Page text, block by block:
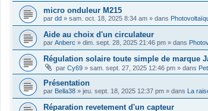
micro onduleur M215
par dd » sam. oct. 18, 2025 8:34 am » dans
Aide au choix d'un circulateur
par Anberc » dim. sept. 28, 2025 21:46 pm » dans
Régulation solaire toute simple de marque
par Cy69 » sam. sept. 27, 2025 12:46 pm » dans
Présentation
par Bella38 » jeu. sept. 18, 2025 12:37 pm » dans La
Réparation revetement d'un capteur